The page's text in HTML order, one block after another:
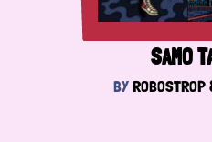
SAMO
BY